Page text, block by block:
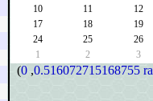
10
11
12
17
18
19
24
25
26
1
2 3
(0 ,0.516072715168755